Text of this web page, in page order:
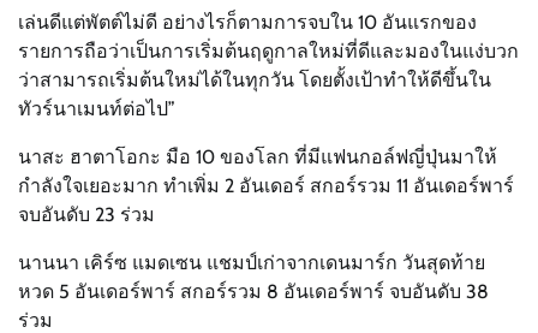
เล่นดีแต่พัตต์ไม่ดี อย่างไรก็ตามการจบใน 10 อันแรกของ
รายการถือว่าเป็นการเริ่มต้นฤดูกาลใหม่ที่ดีและมองในแง่บวก
ว่าสามารถเริ่มต้นใหม่ได้ในทุกวัน โดยตั้งเป้าทำให้ดีขึ้นใน
ทัวร์นาเมนท์ต่อไป”
นาสะ ฮาตาโอกะ มือ 10 ของโลก ที่มีแฟนกอล์ฟญี่ปุ่นมาให้
กำลังใจเยอะมาก ทำเพิ่ม 2 อันเดอร์ สกอร์รวม 11 อันเดอร์พาร์
จบอันดับ 23 ร่วม
นานนา เคิร์ซ แมดเซน แชมป์เก่าจากเดนมาร์ก วันสุดท้าย
หวด 5 อันเดอร์พาร์ สกอร์รวม 8 อันเดอร์พาร์ จบอันดับ 38
ร่วม